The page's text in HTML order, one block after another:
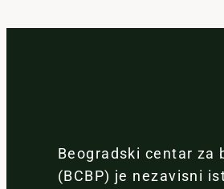
Beogradski centar za
(BCBP) je nezavisni